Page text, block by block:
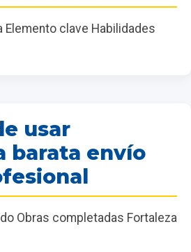
Elemento clave Habilidades
usar
barata envío
Obras completadas Fortaleza